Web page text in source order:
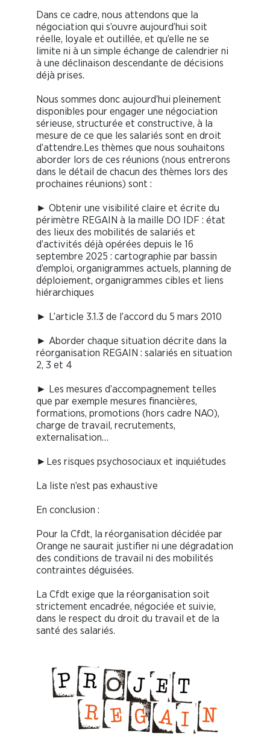
Dans ce cadre, nous attendons que la
négociation qui s’ouvre aujourd’hui soit
réelle, loyale et outillée, et qu’elle ne se
limite ni à un simple échange de calendrier ni
à une déclinaison descendante de décisions
déjà prises.
Nous sommes donc aujourd’hui pleinement
disponibles pour engager une négociation
sérieuse, structurée et constructive, à la
mesure de ce que les salariés sont en droit
d’attendre.Les thèmes que nous souhaitons
aborder lors de ces réunions (nous entrerons
dans le détail de chacun des thèmes lors des
prochaines réunions) sont :
► Obtenir une visibilité claire et écrite du
périmètre REGAIN à la maille DO IDF : état
des lieux des mobilités de salariés et
d’activités déjà opérées depuis le 16
septembre 2025 : cartographie par bassin
d’emploi, organigrammes actuels, planning de
déploiement, organigrammes cibles et liens
hiérarchiques
► L’article 3.1.3 de l’accord du 5 mars 2010
► Aborder chaque situation décrite dans la
réorganisation REGAIN : salariés en situation
2, 3 et 4
► Les mesures d’accompagnement telles
que par exemple mesures financières,
formations, promotions (hors cadre NAO),
charge de travail, recrutements,
externalisation…
►Les risques psychosociaux et inquiétudes
La liste n’est pas exhaustive
En conclusion :
Pour la Cfdt, la réorganisation décidée par
Orange ne saurait justifier ni une dégradation
des conditions de travail ni des mobilités
contraintes déguisées.
La Cfdt exige que la réorganisation soit
strictement encadrée, négociée et suivie,
dans le respect du droit du travail et de la
santé des salariés.